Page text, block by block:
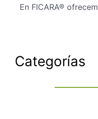
En FICARA®
Categorías